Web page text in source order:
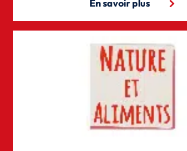
En savoir plus